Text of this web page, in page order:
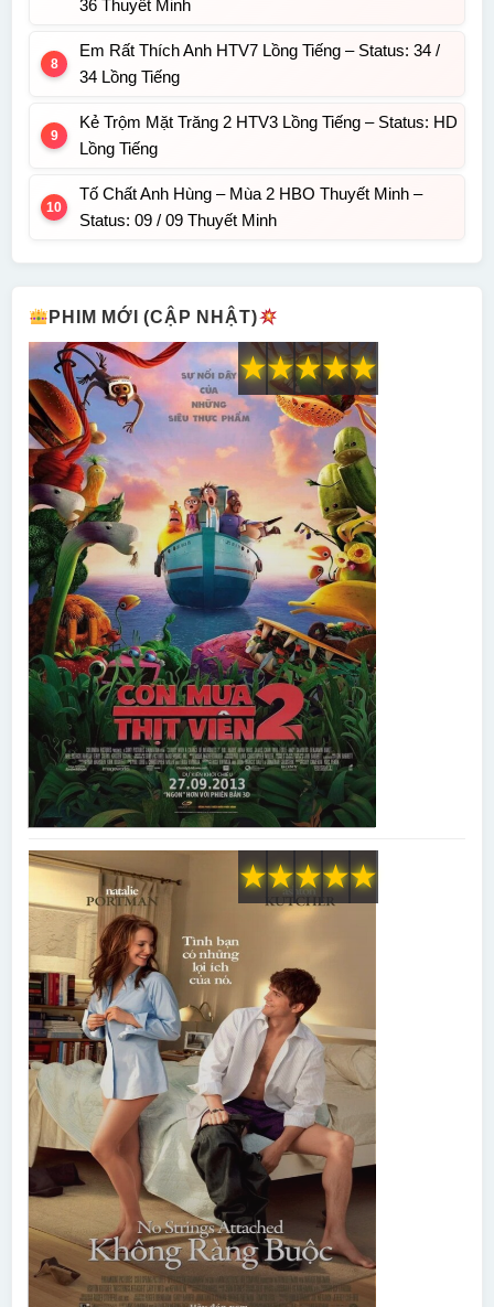
36 Thuyết Minh
Em Rất Thích Anh HTV7 Lồng Tiếng – Status: 34 /
34 Lồng Tiếng
Kẻ Trộm Mặt Trăng 2 HTV3 Lồng Tiếng – Status: HD
Lồng Tiếng
Tố Chất Anh Hùng – Mùa 2 HBO Thuyết Minh –
Status: 09 / 09 Thuyết Minh
PHIM MỚI (CẬP NHẬT)
★
★
★
★
★
★
★
★
★
★